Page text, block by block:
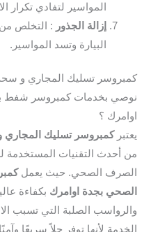
المواسير لتفادي تكرار
إزالة الجذور
: التخلص من جذور
البيارة وتسد المواسير.
تسليك المجاري و سحب
بخدمات كمبروسر شفط
؟
كمبروسر تسليك المجاري
التقنيات المستخدمة
الصحي. حيث يعمل
بجدة اوامركبكفاءة عالية
الصلبة التي تسبب
لأنها توفر حلاً سريعًا وآمنًا